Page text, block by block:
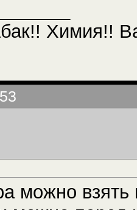
Химия!!
можно взять